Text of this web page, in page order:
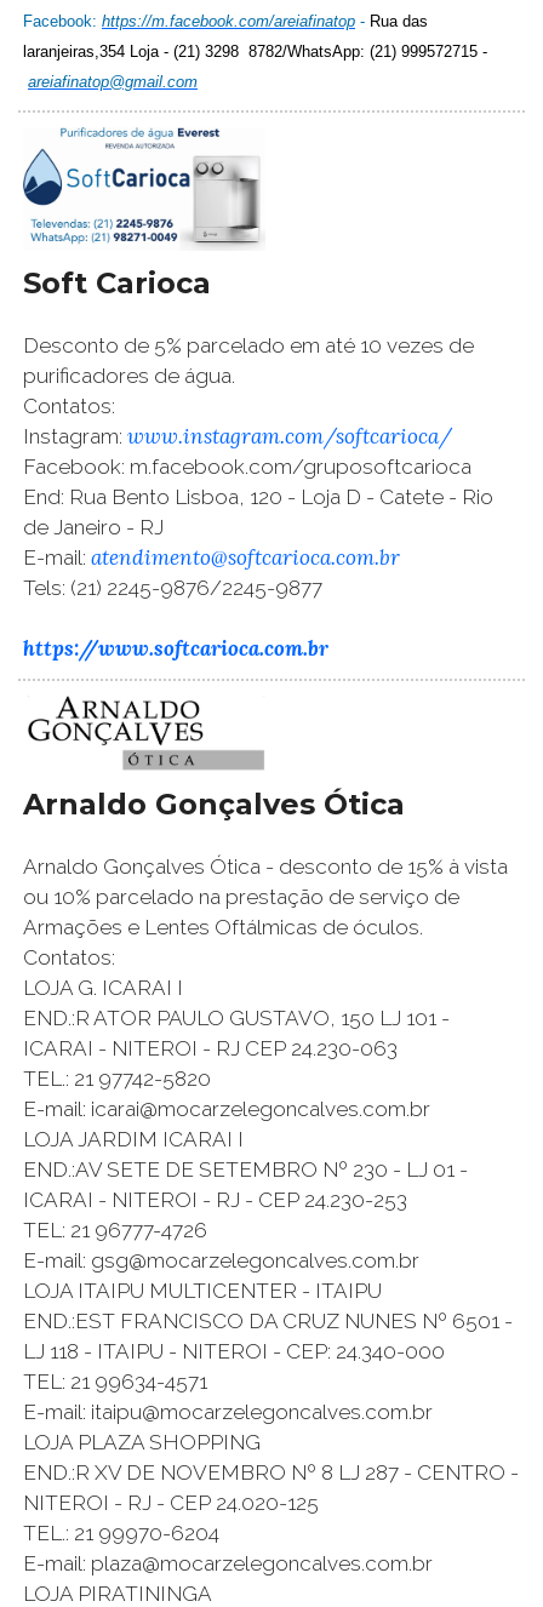
Facebook: https://m.facebook.com/areiafinatop - Rua das
laranjeiras,354 Loja - (21) 3298 8782/WhatsApp: (21) 999572715 -
areiafinatop@gmail.com
Soft Carioca
Desconto de 5% parcelado em até 10 vezes de
purificadores de água.
Contatos:
Instagram: www.instagram.com/softcarioca/
Facebook: m.facebook.com/gruposoftcarioca
End: Rua Bento Lisboa, 120 - Loja D - Catete - Rio
de Janeiro - RJ
E-mail: atendimento@softcarioca.com.br
Tels: (21) 2245-9876/2245-9877
https://www.softcarioca.com.br
Arnaldo Gonçalves Ótica
Arnaldo Gonçalves Ótica - desconto de 15% à vista
ou 10% parcelado na prestação de serviço de
Armações e Lentes Oftálmicas de óculos.
Contatos:
LOJA G. ICARAI I
END.:R ATOR PAULO GUSTAVO, 150 LJ 101 -
ICARAI - NITEROI - RJ CEP 24.230-063
TEL.: 21 97742-5820
E-mail: icarai@mocarzelegoncalves.com.br
LOJA JARDIM ICARAI I
END.:AV SETE DE SETEMBRO Nº 230 - LJ 01 -
ICARAI - NITEROI - RJ - CEP 24.230-253
TEL: 21 96777-4726
E-mail: gsg@mocarzelegoncalves.com.br
LOJA ITAIPU MULTICENTER - ITAIPU
END.:EST FRANCISCO DA CRUZ NUNES Nº 6501 -
LJ 118 - ITAIPU - NITEROI - CEP: 24.340-000
TEL: 21 99634-4571
E-mail: itaipu@mocarzelegoncalves.com.br
LOJA PLAZA SHOPPING
END.:R XV DE NOVEMBRO Nº 8 LJ 287 - CENTRO -
NITEROI - RJ - CEP 24.020-125
TEL.: 21 99970-6204
E-mail: plaza@mocarzelegoncalves.com.br
LOJA PIRATININGA